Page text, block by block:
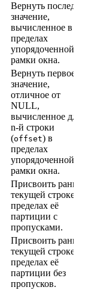
Вернуть
значение,
вычисленное в
пределах
упорядоченной
рамки окна.
Вернуть первое
значение,
отличное от
NULL,
вычисленное для
n-й строки
(offset) в
пределах
упорядоченной
рамки окна.
Присвоить ранг
текущей строке в
пределах её
партиции с
пропусками.
Присвоить ранг
текущей строке в
пределах её
партиции без
пропусков.